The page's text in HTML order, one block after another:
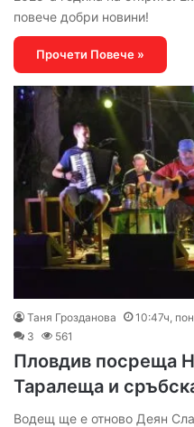
повече добри новини!
Прочети Повече »
Таня Грозданова
10:47ч,
3
561
Пловдив посреща
Таралеща и
Водещ ще е отново Деян